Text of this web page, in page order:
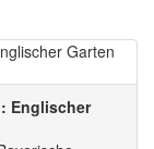
Englischer